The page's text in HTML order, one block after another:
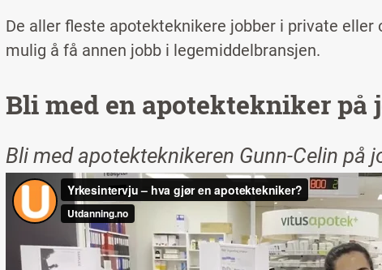
De aller fleste apotekteknikere jobber i private
mulig å få annen jobb i legemiddelbransjen.
Bli med en apotektekniker på
Bli med apotekteknikeren Gunn-Celin på